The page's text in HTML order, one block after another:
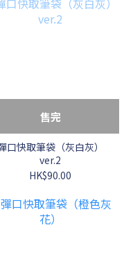
售完
口快取筆袋（灰白灰）
ver.2
HK$90.00